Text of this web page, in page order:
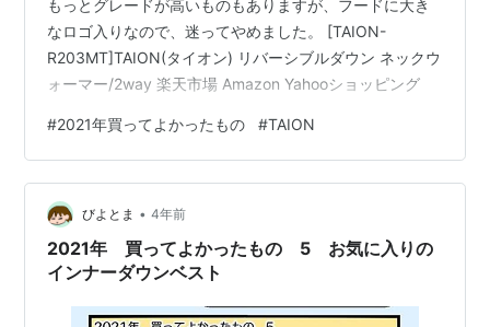
もっとグレードが高いものもありますが、フードに大き
なロゴ入りなので、迷ってやめました。 [TAION-
R203MT]TAION(タイオン) リバーシブルダウン ネックウ
ォーマー/2way 楽天市場 Amazon Yahooショッピング
#2021年買ってよかったもの #TAION
びよとま • 4年前
2021年 買ってよかったもの 5 お気に入りの
インナーダウンベスト